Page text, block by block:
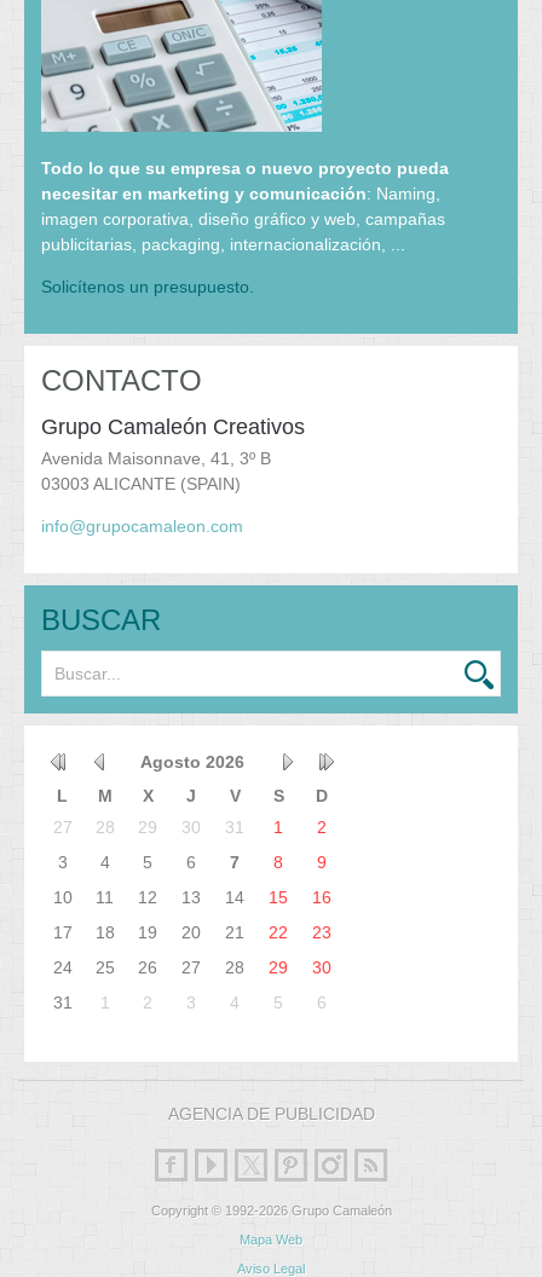
Todo lo que su empresa o nuevo proyecto pueda
necesitar en marketing y comunicación: Naming,
imagen corporativa, diseño gráfico y web, campañas
publicitarias, packaging, internacionalización, ...
Solicítenos un presupuesto.
CONTACTO
Grupo Camaleón Creativos
Avenida Maisonnave, 41, 3º B
03003 ALICANTE (SPAIN)
info@grupocamaleon.com
BUSCAR
Agosto 2026
L
M X J V S
D
27
28 29 30 31 1
2
3
4 5 6 7 8
9
10
11 12 13 14 15
16
17
18 19 20 21 22
23
24
25 26 27 28 29
30
31
1 2 3 4 5 6
AGENCIA DE PUBLICIDAD
Copyright © 1992-2026 Grupo Camaleón
Mapa Web
Aviso Legal